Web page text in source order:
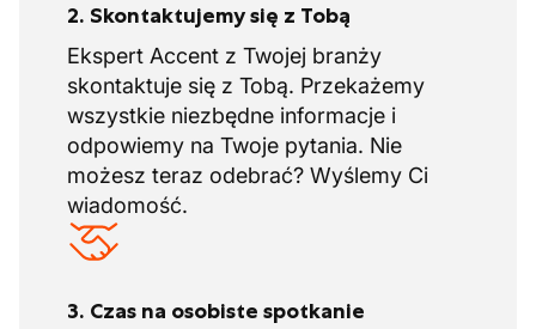
2. Skontaktujemy się z Tobą
Ekspert Accent z Twojej branży
skontaktuje się z Tobą. Przekażemy
wszystkie niezbędne informacje i
odpowiemy na Twoje pytania. Nie
możesz teraz odebrać? Wyślemy Ci
wiadomość.
3. Czas na osobiste spotkanie